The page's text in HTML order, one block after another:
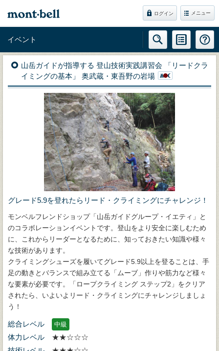
ログイン メニュー
イベント
山岳ガイドが指導する 登山技術実践講習会 「リードクラ
イミングの基本」 奥武蔵・東吾野の岩場
グレード5.9を登れたらリード・クライミングにチャレンジ！
モンベルフレンドショップ「山岳ガイドグループ・イエティ」と
のコラボレーションイベントです。登山をより安全に楽しむため
に、これからリーダーとなるために、知っておきたい知識や様々
な技術があります。
クライミングシューズを履いてグレード5.9以上を登ることは、手
足の動きとバランスで組み立てる「ムーブ」作りや筋力など様々
な要素が必要です。「ロープクライミング ステップ2」をクリア
されたら、いよいよリード・クライミングにチャレンジしましょ
う！
総合レベル 中級
体力レベル
★★☆☆☆